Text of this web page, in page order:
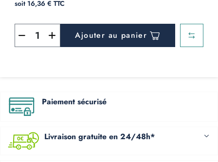
soit 16,36 € TTC
Ajouter au panier
Paiement sécurisé
Livraison gratuite en 24/48h*